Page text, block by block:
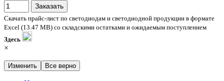
Скачать прайс-лист по светодиодам и светодиодной продукции в формате
Excel (13.47 MB) со складскими остатками и ожидаемым поступлением
Здесь
×
Изменить Все верно